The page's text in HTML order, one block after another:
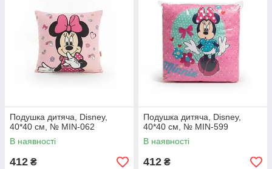
Подушка дитяча, Disney,
40*40 см, № MIN-062
В наявності
412 ₴
Подушка дитяча, Disney,
40*40 см, № MIN-599
В наявності
412 ₴